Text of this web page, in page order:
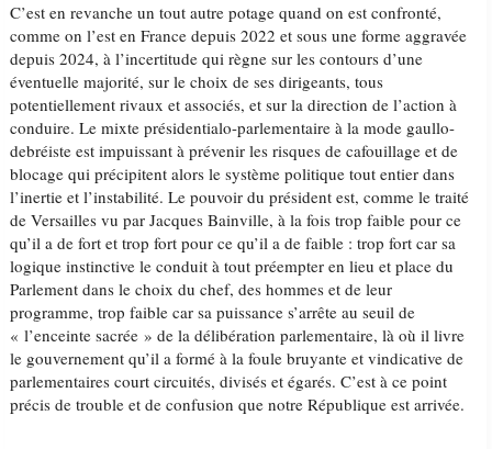
C’est en revanche un tout autre potage quand on est confronté,
comme on l’est en France depuis 2022 et sous une forme aggravée
depuis 2024, à l’incertitude qui règne sur les contours d’une
éventuelle majorité, sur le choix de ses dirigeants, tous
potentiellement rivaux et associés, et sur la direction de l’action à
conduire. Le mixte présidentialo-parlementaire à la mode gaullo-
debréiste est impuissant à prévenir les risques de cafouillage et de
blocage qui précipitent alors le système politique tout entier dans
l’inertie et l’instabilité. Le pouvoir du président est, comme le traité
de Versailles vu par Jacques Bainville, à la fois trop faible pour ce
qu’il a de fort et trop fort pour ce qu’il a de faible : trop fort car sa
logique instinctive le conduit à tout préempter en lieu et place du
Parlement dans le choix du chef, des hommes et de leur
programme, trop faible car sa puissance s’arrête au seuil de
« l’enceinte sacrée » de la délibération parlementaire, là où il livre
le gouvernement qu’il a formé à la foule bruyante et vindicative de
parlementaires court circuités, divisés et égarés. C’est à ce point
précis de trouble et de confusion que notre République est arrivée.